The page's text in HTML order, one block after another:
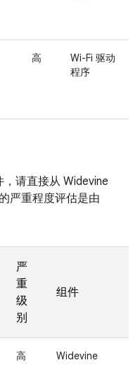
高
Wi-Fi 驱动
程序
请直接从 Widevine
严重程度评估是由
严
重
级
别
组件
高 Widevine